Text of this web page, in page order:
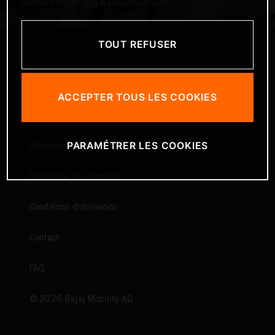
Mentions légales
Protection des données
Conditions d'utilisation
Contact
FAQ
© 2026 Bajaj Mobility AG
TOUT REFUSER
ACCEPTER TOUS LES COOKIES
PARAMÉTRER LES COOKIES